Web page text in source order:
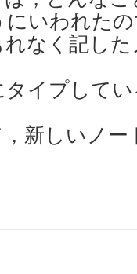
いわれた
なく記し
タイプして
新しいノ